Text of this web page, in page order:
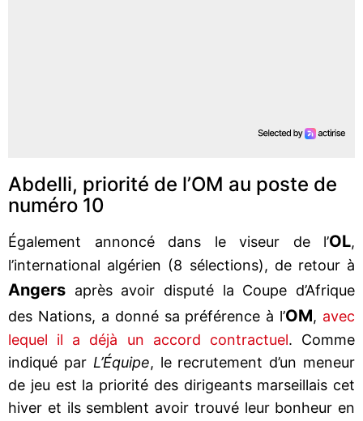
Abdelli, priorité de l’OM au poste de
numéro 10
Également annoncé dans le viseur de l’OL,
l’international algérien (8 sélections), de retour à
Angers après avoir disputé la Coupe d’Afrique
des Nations, a donné sa préférence à l’OM, avec
lequel il a déjà un accord contractuel. Comme
indiqué par L’Équipe, le recrutement d’un meneur
de jeu est la priorité des dirigeants marseillais cet
hiver et ils semblent avoir trouvé leur bonheur en